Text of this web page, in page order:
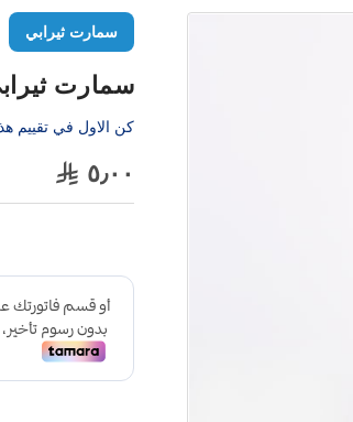
سمارت ثيرابي
سمارت
كن الاول في تقييم
٥٫٠٠